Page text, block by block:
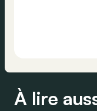
À lire